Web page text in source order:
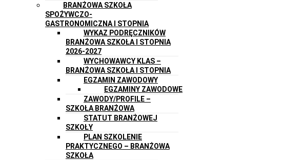
BRANŻOWA SZKOŁA
SPOŻYWCZO-
GASTRONOMICZNA I STOPNIA
WYKAZ PODRĘCZNIKÓW
BRANŻOWA SZKOŁA I STOPNIA
2026-2027
WYCHOWAWCY KLAS –
BRANŻOWA SZKOŁA I STOPNIA
EGZAMIN ZAWODOWY
EGZAMINY ZAWODOWE
ZAWODY/PROFILE –
SZKOŁA BRANŻOWA
STATUT BRANŻOWEJ
SZKOŁY
PLAN SZKOLENIE
PRAKTYCZNEGO – BRANŻOWA
SZKOŁA